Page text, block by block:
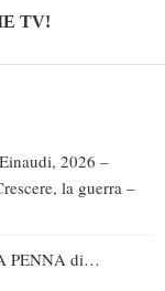
TV!
2026 –
la guerra –
PENNA di…